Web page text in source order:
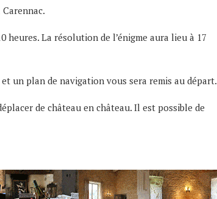
heures. La résolution de l’énigme aura lieu à 17
un plan de navigation vous sera remis au départ.
de château en château. Il est possible de